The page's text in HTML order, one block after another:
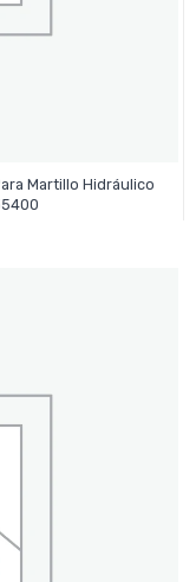
Martillo Hidráulico